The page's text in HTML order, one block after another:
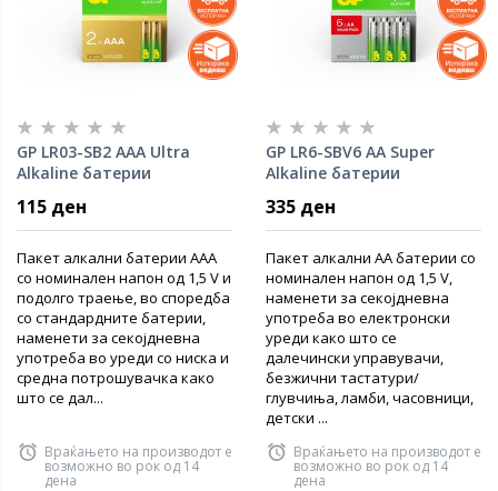
GP LR03-SB2 AAA Ultra
Alkaline батерии
115 ден
Пакет алкални батерии AAA
со номинален напон од 1,5 V и
подолго траење, во споредба
со стандардните батерии,
наменети за секојдневна
употреба во уреди со ниска и
средна потрошувачка како
што се дал...
Враќањето на производот е
возможно во рок од 14
дена
GP LR6-SBV6 AA Super
Alkaline батерии
335 ден
Пакет алкални AA батерии со
номинален напон од 1,5 V,
наменети за секојдневна
употреба во електронски
уреди како што се
далечински управувачи,
безжични тастатури/
глувчиња, ламби, часовници,
детски ...
Враќањето на производот е
возможно во рок од 14
дена